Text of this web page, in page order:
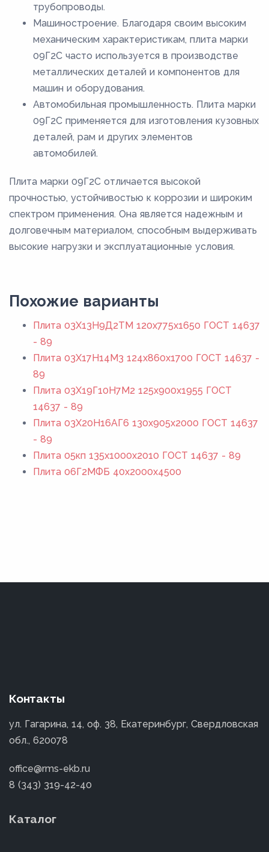
трубопроводы.
Машиностроение. Благодаря своим высоким
механическим характеристикам, плита марки
09Г2С часто используется в производстве
металлических деталей и компонентов для
машин и оборудования.
Автомобильная промышленность. Плита марки
09Г2С применяется для изготовления кузовных
деталей, рам и других элементов
автомобилей.
Плита марки 09Г2С отличается высокой
прочностью, устойчивостью к коррозии и широким
спектром применения. Она является надежным и
долговечным материалом, способным выдерживать
высокие нагрузки и эксплуатационные условия.
Похожие варианты
Плита 03Х13Н9Д2ТМ 120x775x1650 ГОСТ 14637
- 89
Плита 03Х17Н14М3 124x860x1700 ГОСТ 14637 -
89
Плита 03Х19Г10Н7М2 125x900x1955 ГОСТ
14637 - 89
Плита 03Х20Н16АГ6 130x905x2000 ГОСТ 14637
- 89
Плита 05кп 135x1000x2010 ГОСТ 14637 - 89
Плита 06Г2МФБ 40x2000x4500
Контакты
ул. Гагарина, 14, оф. 38, Екатеринбург, Свердловская
обл., 620078
office@rms-ekb.ru
8 (343) 319-42-40
Каталог